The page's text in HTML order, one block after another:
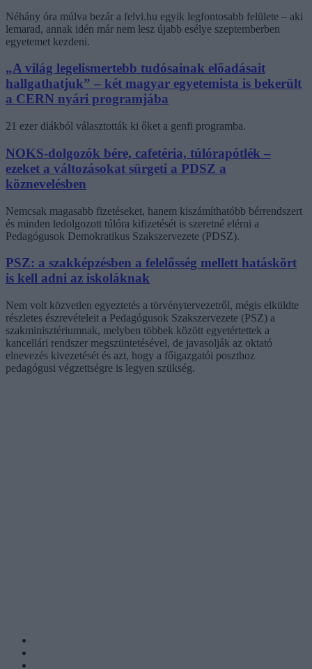
Néhány óra múlva bezár a felvi.hu egyik legfontosabb felülete – aki
lemarad, annak idén már nem lesz újabb esélye szeptemberben
egyetemet kezdeni.
„A világ legelismertebb tudósainak előadásait
hallgathatjuk” – két magyar egyetemista is bekerült
a CERN nyári programjába
21 ezer diákból választották ki őket a genfi programba.
NOKS-dolgozók bére, cafetéria, túlórapótlék –
ezeket a változásokat sürgeti a PDSZ a
köznevelésben
Nemcsak magasabb fizetéseket, hanem kiszámíthatóbb bérrendszert
és minden ledolgozott túlóra kifizetését is szeretné elérni a
Pedagógusok Demokratikus Szakszervezete (PDSZ).
PSZ: a szakképzésben a felelősség mellett hatáskört
is kell adni az iskoláknak
Nem volt közvetlen egyeztetés a törvénytervezetről, mégis elküldte
részletes észrevételeit a Pedagógusok Szakszervezete (PSZ) a
szakminisztériumnak, melyben többek között egyetértettek a
kancellári rendszer megszüntetésével, de javasolják az oktató
elnevezés kivezetését és azt, hogy a főigazgatói poszthoz
pedagógusi végzettségre is legyen szükség.